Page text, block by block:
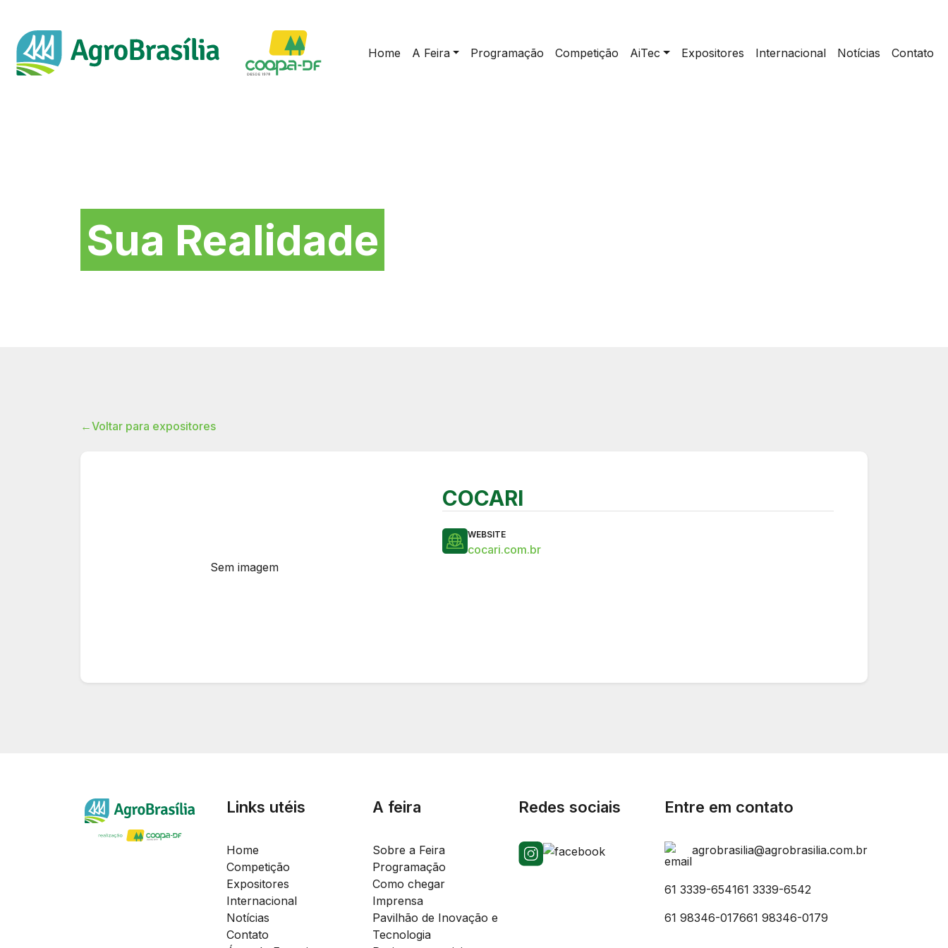
Home A Feira Programação Competição AiTec Expositores Internacional Notícias Contato
Sua Realidade
←Voltar para expositores
Sem imagem
COCARI
WEBSITE
cocari.com.br
Links utéis
Home
Competição
Expositores
Internacional
Notícias
Contato
A feira
Sobre a Feira
Programação
Como chegar
Imprensa
Pavilhão de Inovação e
Tecnologia
Redes sociais Entre em contato
agrobrasilia@agrobrasilia.com.br
61 3339-654161 3339-6542
61 98346-017661 98346-0179